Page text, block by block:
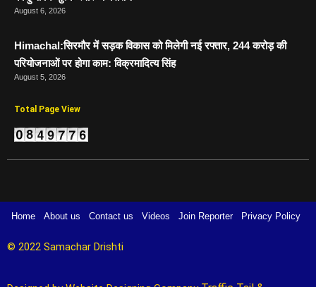
August 6, 2026
Himachal:सिरमौर में सड़क विकास को मिलेगी नई रफ्तार, 244 करोड़ की
परियोजनाओं पर होगा काम: विक्रमादित्य सिंह
August 5, 2026
Total Page View
Home About us Contact us Videos Join Reporter Privacy Policy
© 2022 Samachar Drishti